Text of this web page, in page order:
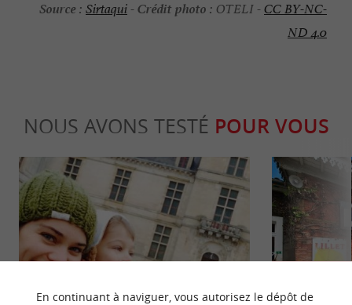
Source : Sirtaqui-Crédit photo : OTELI -CC BY-NC-
ND 4.0
NOUS AVONS TESTÉ POUR VOUS
En continuant à naviguer, vous autorisez le dépôt de